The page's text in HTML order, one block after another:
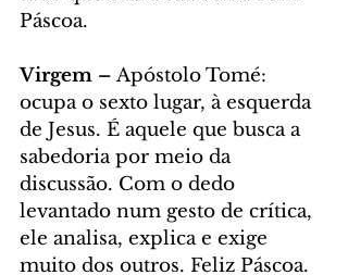
Páscoa.
Virgem – Apóstolo Tomé:
ocupa o sexto lugar, à esquerda
de Jesus. É aquele que busca a
sabedoria por meio da
discussão. Com o dedo
levantado num gesto de crítica,
ele analisa, explica e exige
muito dos outros. Feliz Páscoa.